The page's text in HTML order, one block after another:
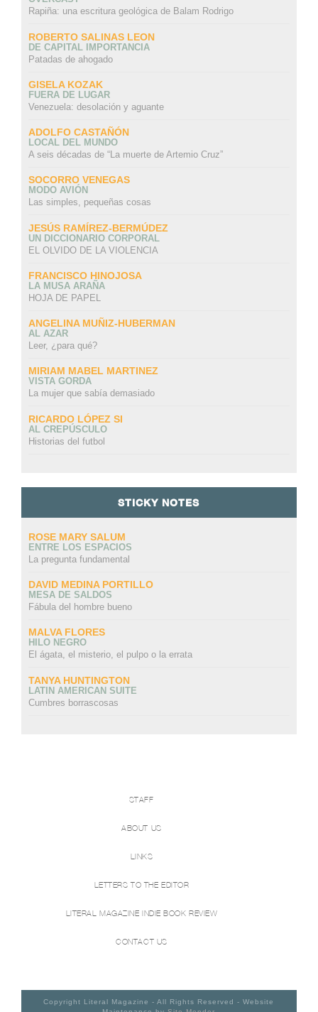
Rapiña: una escritura geológica de Balam Rodrigo
ROBERTO SALINAS LEON
DE CAPITAL IMPORTANCIA
Patadas de ahogado
GISELA KOZAK
FUERA DE LUGAR
Venezuela: desolación y aguante
ADOLFO CASTAÑÓN
LOCAL DEL MUNDO
A seis décadas de “La muerte de Artemio Cruz”
SOCORRO VENEGAS
MODO AVIÓN
Las simples, pequeñas cosas
JESÚS RAMÍREZ-BERMÚDEZ
UN DICCIONARIO CORPORAL
EL OLVIDO DE LA VIOLENCIA
FRANCISCO HINOJOSA
LA MUSA ARAÑA
HOJA DE PAPEL
ANGELINA MUÑIZ-HUBERMAN
AL AZAR
Leer, ¿para qué?
MIRIAM MABEL MARTINEZ
VISTA GORDA
La mujer que sabía demasiado
RICARDO LÓPEZ SI
AL CREPÚSCULO
Historias del futbol
STICKY NOTES
ROSE MARY SALUM
ENTRE LOS ESPACIOS
La pregunta fundamental
DAVID MEDINA PORTILLO
MESA DE SALDOS
Fábula del hombre bueno
MALVA FLORES
HILO NEGRO
El ágata, el misterio, el pulpo o la errata
TANYA HUNTINGTON
LATIN AMERICAN SUITE
Cumbres borrascosas
STAFF
ABOUT US
LINKS
LETTERS TO THE EDITOR
LITERAL MAGAZINE INDIE BOOK REVIEW
CONTACT US
Copyright Literal Magazine - All Rights Reserved - Website